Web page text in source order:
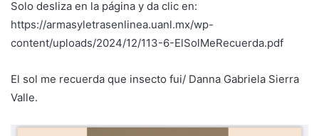
Solo desliza en la página y da clic en:
https://armasyletrasenlinea.uanl.mx/wp-
content/uploads/2024/12/113-6-ElSolMeRecuerda.pdf
El sol me recuerda que insecto fui/ Danna Gabriela Sierra
Valle.